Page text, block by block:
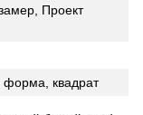
Проект
форма, квадрат